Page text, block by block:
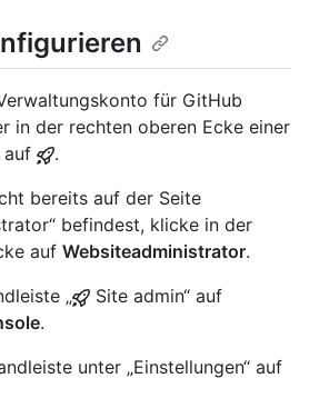
für GitHub
in der rechten oberen Ecke einer
auf
.
bereits auf der Seite
befindest, klicke in der
auf Websiteadministrator.
„
Site admin“ auf
.
unter „Einstellungen“ auf